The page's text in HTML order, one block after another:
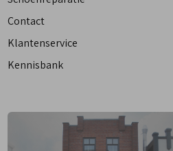
Contact
Klantenservice
Kennisbank